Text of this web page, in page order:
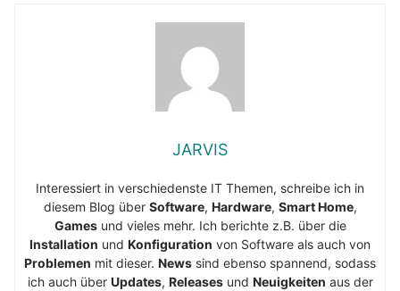
JARVIS
Interessiert in verschiedenste IT Themen, schreibe ich in
diesem Blog über Software, Hardware, Smart Home,
Gamesund vieles mehr. Ich berichte z.B. über die
Installation und Konfiguration von Software als auch von
Problemen mit dieser. News sind ebenso spannend, sodass
ich auch über Updates, Releasesund Neuigkeiten aus der